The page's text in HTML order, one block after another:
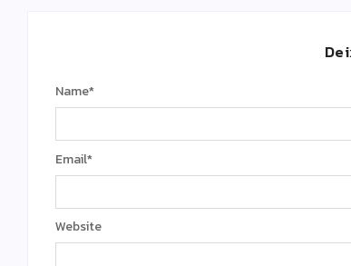
Name*
Email*
Website